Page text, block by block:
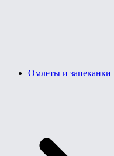
Омлеты и запеканки